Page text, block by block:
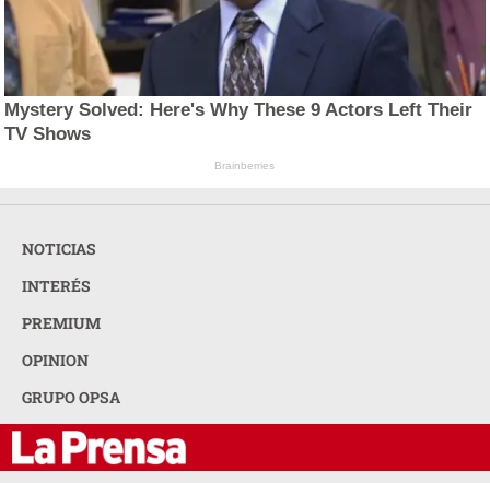
Mystery Solved: Here's Why These 9 Actors Left Their
TV Shows
Brainberries
NOTICIAS
INTERÉS
PREMIUM
OPINION
GRUPO OPSA